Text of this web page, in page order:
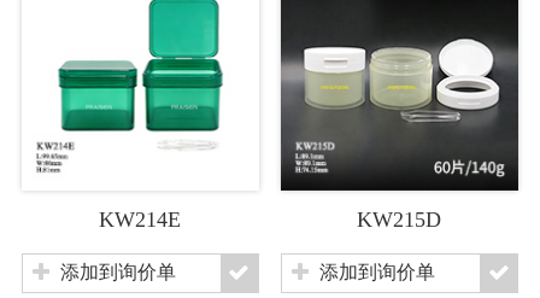
KW214E
添加到询价单
KW215D
添加到询价单